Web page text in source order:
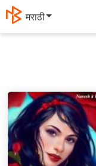
தமிழ்